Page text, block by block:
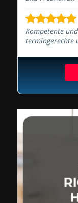
Kompetente
termingerechte